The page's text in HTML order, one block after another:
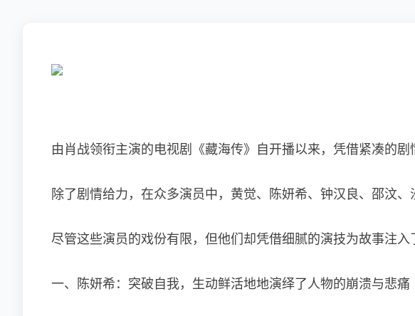
由肖战领衔主演的电视剧《藏海传》自开播以来，凭借紧凑的
除了剧情给力，在众多演员中，黄觉、陈妍希、钟汉良、邵汶
尽管这些演员的戏份有限，但他们却凭借细腻的演技为故事注
一、陈妍希：突破自我，生动鲜活地地演绎了人物的崩溃与悲痛